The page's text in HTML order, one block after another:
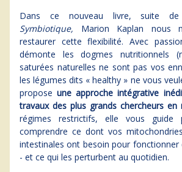
Dans ce nouveau livre, suite de
Symbiotique, Marion Kaplan nous
restaurer cette flexibilité. Avec
démonte les dogmes nutritionnels
saturées naturelles ne sont pas vos
les légumes dits « healthy » ne vous
proposeune approche intégrative
travaux des plus grands chercheurs en
régimes restrictifs, elle vous
comprendre ce dont vos
intestinales ont besoin pour
- et ce qui les perturbent au quotidien.